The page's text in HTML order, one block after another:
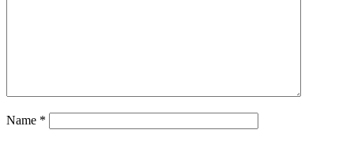
Name *